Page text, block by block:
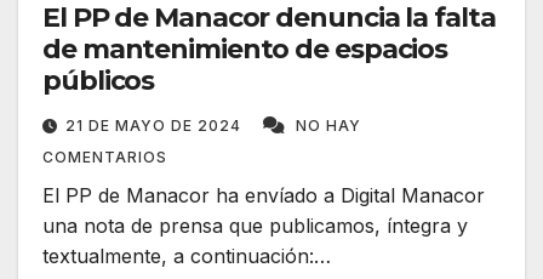
El PP de Manacor denuncia la falta
de mantenimiento de espacios
públicos
21 DE MAYO DE 2024
NO HAY
COMENTARIOS
El PP de Manacor ha envíado a Digital Manacor
una nota de prensa que publicamos, íntegra y
textualmente, a continuación:…